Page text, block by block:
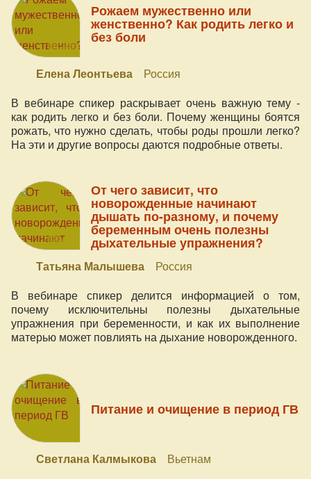
Рожаем мужественно или
женственно? Как родить легко и
без боли
Елена Леонтьева
Россия
В вебинаре спикер раскрывает очень важную тему -
как родить легко и без боли. Почему женщины боятся
рожать, что нужно сделать, чтобы роды прошли легко?
На эти и другие вопросы даются подробные ответы.
От чего зависит, что
новорожденные начинают
дышать по-разному, и почему
беременным очень полезны
дыхательные упражнения?
Татьяна Малышева
Россия
В вебинаре спикер делится информацией о том,
почему исключительны полезны дыхательные
упражнения при беременности, и как их выполнение
матерью может повлиять на дыхание новорожденного.
Питание и очищение в период ГВ
Светлана Калмыкова
Вьетнам